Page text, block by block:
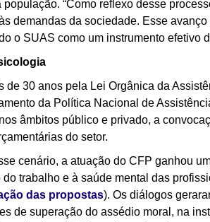
população. “Como reflexo desse
demandas da sociedade. Esse
o SUAS como um instrumento efetivo
de 30 anos pela Lei Orgânica da
da Política Nacional de
âmbitos público e privado, a
do setor.
cenário, a atuação do CFP ganhou
do trabalho e à saúde mental das
das propostas). Os diálogos
de superação do assédio moral, na